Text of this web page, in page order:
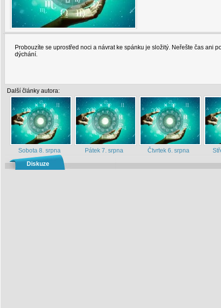
Probouzíte se uprostřed noci a návrat ke spánku je složitý. Neřešte čas ani
dýchání.
Další články autora:
Sobota 8. srpna Pátek 7. srpna Čtvrtek 6. srpna
Diskuze